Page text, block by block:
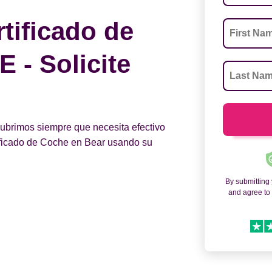
de
- Solicite
siempre que necesita efectivo
de Coche en Bear usando su
By
and agree to